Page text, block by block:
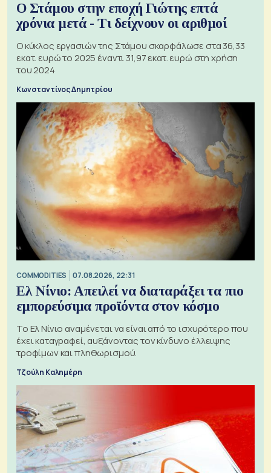
Ο Στάμου στην εποχή Γιώτης επτά
χρόνια μετά - Τι δείχνουν οι αριθμοί
Ο κύκλος εργασιών της Στάμου σκαρφάλωσε στα 36,33
εκατ. ευρώ το 2025 έναντι 31,97 εκατ. ευρώ στη χρήση
του 2024
Κωνσταντίνος Δημητρίου
COMMODITIES 07.08.2026, 22:31
Ελ Νίνιο: Απειλεί να διαταράξει τα πιο
εμπορεύσιμα προϊόντα στον κόσμο
Το Ελ Νίνιο αναμένεται να είναι από το ισχυρότερο που
έχει καταγραφεί, αυξάνοντας τον κίνδυνο έλλειψης
τροφίμων και πληθωρισμού.
Τζούλη Καλημέρη